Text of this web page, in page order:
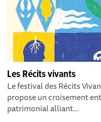
Les Récits vivants
Le festival des Récits
propose un croisement
patrimonial alliant...